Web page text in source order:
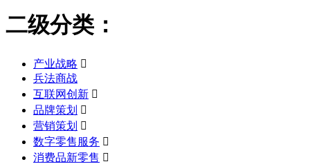
二级分类：
产业战略 
兵法商战
互联网创新 
品牌策划 
营销策划 
数字零售服务 
消费品新零售 